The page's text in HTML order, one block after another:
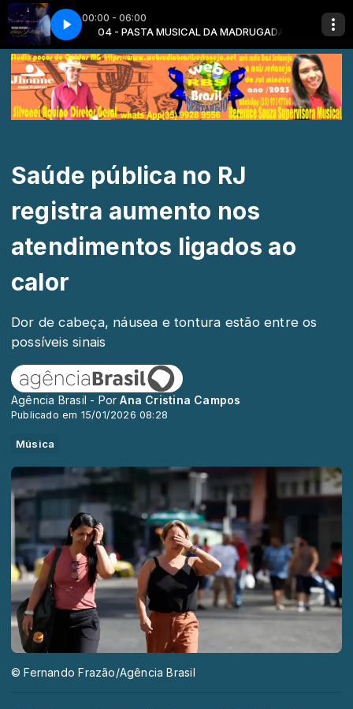
00:00 - 06:00
04 - PASTA MUSICAL DA MADRUGADA
Amor Distante
Saúde pública no RJ
registra aumento nos
atendimentos ligados ao
calor
Dor de cabeça, náusea e tontura estão entre os
possíveis sinais
Agência Brasil - PorAna Cristina Campos
Publicado em 15/01/2026 08:28
Música
© Fernando Frazão/Agência Brasil